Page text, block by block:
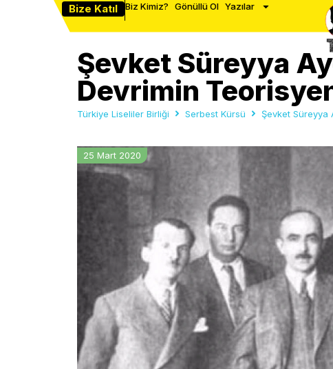
Bize Katıl Biz Kimiz? Gönüllü Ol Yazılar
Şevket Süreyya
Devrimin
Türkiye Liseliler Birliği Serbest Kürsü Şevket Süreyya
25 Mart 2020